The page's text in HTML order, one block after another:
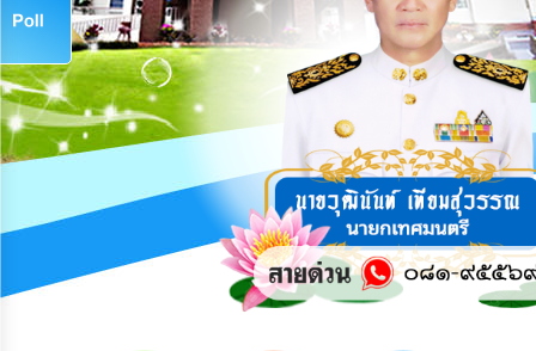
เผย
ข้อมูล
สาธารณะ
OIT
การ
ปฏิสัมพันธ์
ฟัง
ความ